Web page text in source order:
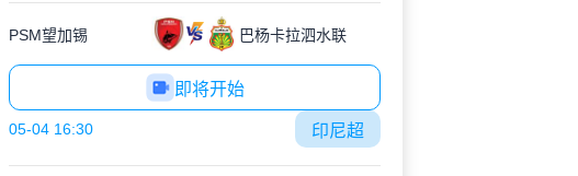
PSM望加锡 巴杨卡拉泗水联
即将开始
05-04 16:30 印尼超